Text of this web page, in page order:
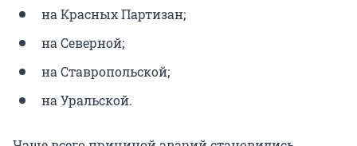
на Красных Партизан;
на Северной;
на Ставропольской;
на Уральской.